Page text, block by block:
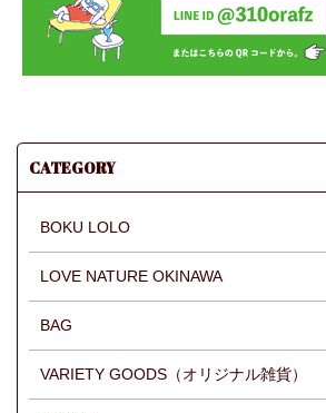
CATEGORY
BOKU LOLO
LOVE NATURE OKINAWA
BAG
VARIETY GOODS（オリジナル雑貨）